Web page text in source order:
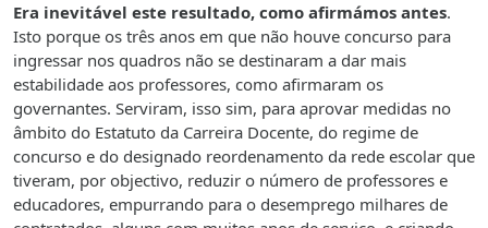
Era inevitável este resultado, como afirmámos antes.
Isto porque os três anos em que não houve concurso para
ingressar nos quadros não se destinaram a dar mais
estabilidade aos professores, como afirmaram os
governantes. Serviram, isso sim, para aprovar medidas no
âmbito do Estatuto da Carreira Docente, do regime de
concurso e do designado reordenamento da rede escolar que
tiveram, por objectivo, reduzir o número de professores e
educadores, empurrando para o desemprego milhares de